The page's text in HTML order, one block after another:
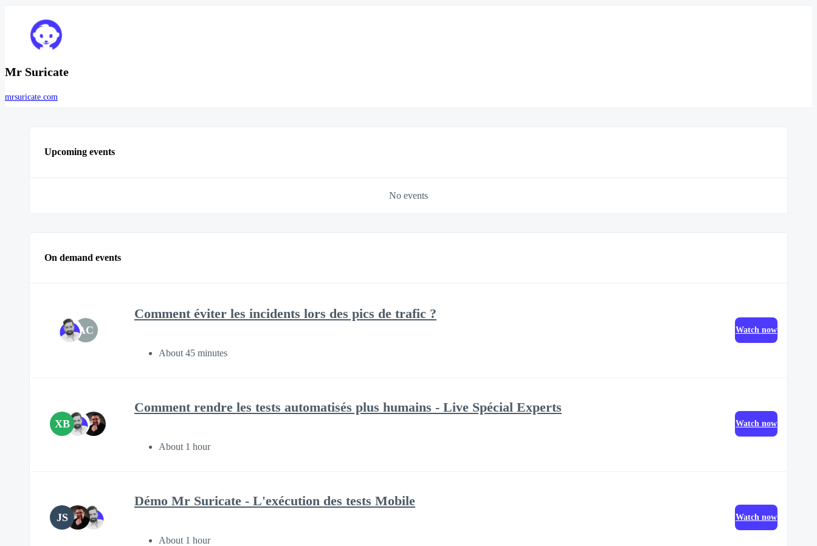
Mr Suricate
mrsuricate.com
Upcoming events
No events
On demand events
AC
Comment éviter les incidents lors des pics de trafic ?
About 45 minutes
Watch now
XB
Comment rendre les tests automatisés plus humains - Live Spécial Experts
About 1 hour
Watch now
JS
Démo Mr Suricate - L'exécution des tests Mobile
About 1 hour
Watch now